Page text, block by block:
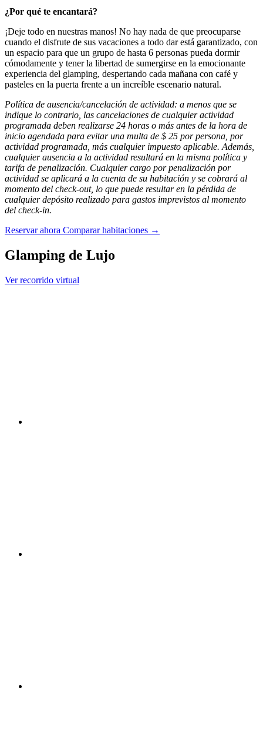
¿Por qué te encantará?
¡Deje todo en nuestras manos! No hay nada de que preocuparse
cuando el disfrute de sus vacaciones a todo dar está garantizado, con
un espacio para que un grupo de hasta 6 personas pueda dormir
cómodamente y tener la libertad de sumergirse en la emocionante
experiencia del glamping, despertando cada mañana con café y
pasteles en la puerta frente a un increíble escenario natural.
Política de ausencia/cancelación de actividad: a menos que se
indique lo contrario, las cancelaciones de cualquier actividad
programada deben realizarse 24 horas o más antes de la hora de
inicio agendada para evitar una multa de $ 25 por persona, por
actividad programada, más cualquier impuesto aplicable. Además,
cualquier ausencia a la actividad resultará en la misma política y
tarifa de penalización. Cualquier cargo por penalización por
actividad se aplicará a la cuenta de su habitación y se cobrará al
momento del check-out, lo que puede resultar en la pérdida de
cualquier depósito realizado para gastos imprevistos al momento
del check-in.
Reservar ahora Comparar habitaciones →
Glamping de Lujo
Ver recorrido virtual